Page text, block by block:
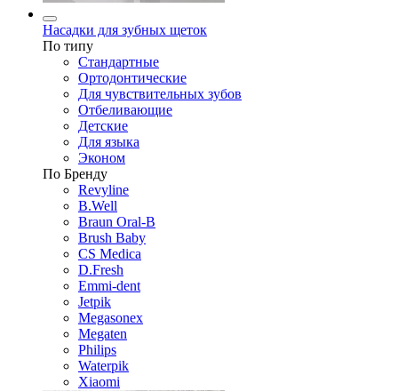
Насадки для зубных щеток
По типу
Стандартные
Ортодонтические
Для чувствительных зубов
Отбеливающие
Детские
Для языка
Эконом
По Бренду
Revyline
B.Well
Braun Oral-B
Brush Baby
CS Medica
D.Fresh
Emmi-dent
Jetpik
Megasonex
Megaten
Philips
Waterpik
Xiaomi